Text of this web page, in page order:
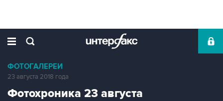
ФОТОГАЛЕРЕИ
23 августа 2018 года
Фотохроника 23 августа